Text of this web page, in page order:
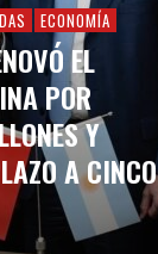
ECONOMÍA
EL
POR
Y
A CINCO